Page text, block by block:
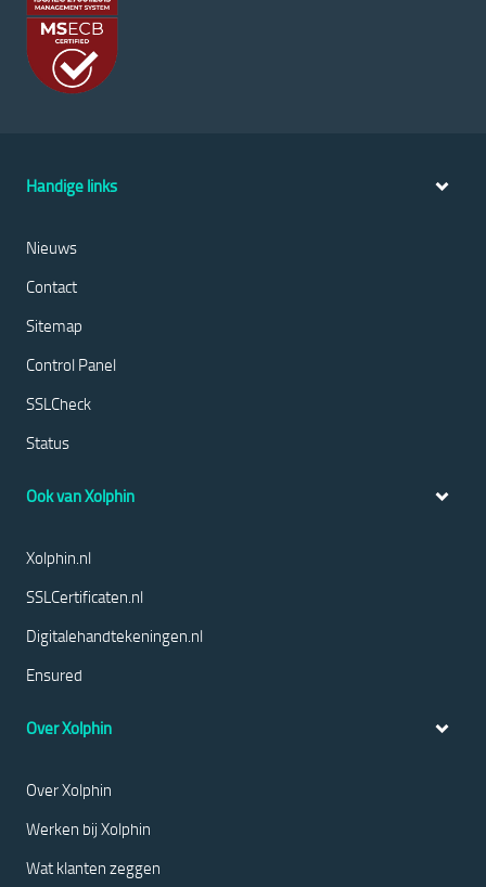
Handige links
Nieuws
Contact
Sitemap
Control Panel
SSLCheck
Status
Ook van Xolphin
Xolphin.nl
SSLCertificaten.nl
Digitalehandtekeningen.nl
Ensured
Over Xolphin
Over Xolphin
Werken bij Xolphin
Wat klanten zeggen